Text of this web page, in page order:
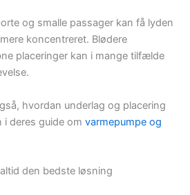
og smalle passager kan få lyden
koncentreret. Blødere
placeringer kan i mange tilfælde
hvordan underlag og placering
i deres guide om varmepumpe og
den bedste løsning